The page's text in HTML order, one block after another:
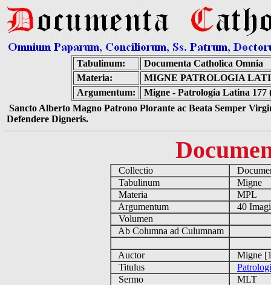
Tabulinum:
Documenta Catholica Omnia
Materia:
MIGNE PATROLOGIA
Argumentum:
Migne - Patrologia Latina 177
Sancto Alberto Magno Patrono Plorante ac Beata Semper
Defendere Digneris.
Collectio
Tabulinum
Migne
Materia
MPL
Argumentum
40
Volumen
Ab Columna ad Culumnam
Auctor
Migne
Titulus
Sermo
MLT